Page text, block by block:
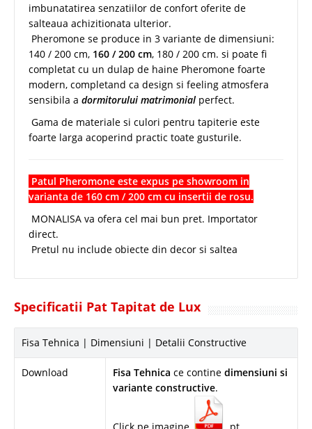
imbunatatirea senzatiilor de confort oferite de
salteaua achizitionata ulterior.
Pheromone se produce in 3 variante de dimensiuni:
140 / 200 cm, 160 / 200 cm, 180 / 200 cm. si poate fi
completat cu un dulap de haine Pheromone foarte
modern, completand ca design si feeling atmosfera
sensibila a dormitorului matrimonial perfect.
Gama de materiale si culori pentru tapiterie este
foarte larga acoperind practic toate gusturile.
Patul Pheromone este expus pe showroom in
varianta de 160 cm / 200 cm cu insertii de rosu.
MONALISA va ofera cel mai bun pret. Importator
direct.
Pretul nu include obiecte din decor si saltea
Specificatii Pat Tapitat de Lux
Fisa Tehnica | Dimensiuni | Detalii Constructive
Download Fisa Tehnica ce contine dimensiuni si
variante constructive.
Click pe imagine pt.